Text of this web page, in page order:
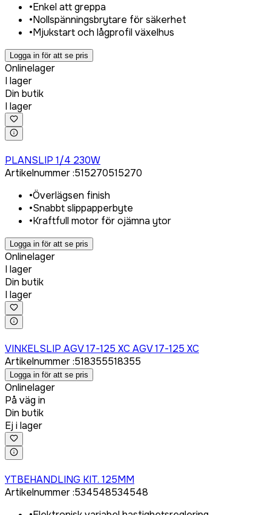
•Enkel att greppa
•Nollspänningsbrytare för säkerhet
•Mjukstart och lågprofil växelhus
Logga in för att se pris
Onlinelager
I lager
Din butik
I lager
PLANSLIP 1/4 230W
Artikelnummer:515270515270
•Överlägsen finish
•Snabbt slippapperbyte
•Kraftfull motor för ojämna ytor
Logga in för att se pris
Onlinelager
I lager
Din butik
I lager
VINKELSLIP AGV 17-125 XC AGV 17-125 XC
Artikelnummer:518355518355
Logga in för att se pris
Onlinelager
På väg in
Din butik
Ej i lager
YTBEHANDLING KIT. 125MM
Artikelnummer:534548534548